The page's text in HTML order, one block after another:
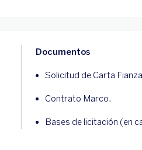
Documentos
Solicitud de Carta
Contrato Marco.
Bases de licitación (en